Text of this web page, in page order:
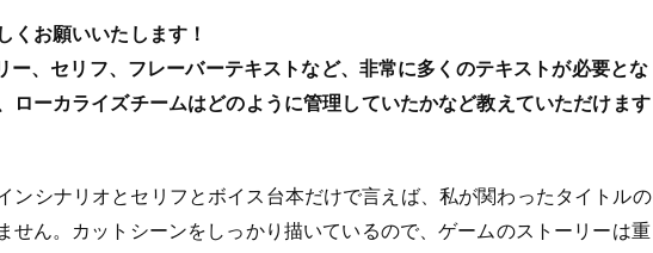
くお願いいたします！
、セリフ、フレーバーテキストなど、非常に多くのテキストが必要とな
ローカライズチームはどのように管理していたかなど教えていただけます
ンシナリオとセリフとボイス台本だけで言えば、私が関わったタイトルの
せん。カットシーンをしっかり描いているので、ゲームのストーリーは重